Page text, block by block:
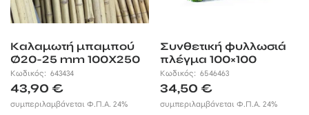
Καλαμωτή μπαμπού
Ø20-25 mm 100X250
Κωδικός: 643434
43,90 €
συμπεριλαμβάνεται Φ.Π.Α. 24%
Συνθετική φυλλωσιά
πλέγμα 100×100
Κωδικός:6546463
34,50€
συμπεριλαμβάνεται Φ.Π.Α. 24%